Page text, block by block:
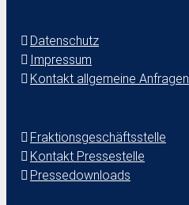
Datenschutz
Impressum
Kontakt allgemeine Anfragen
Fraktionsgeschäftsstelle
Kontakt Pressestelle
Pressedownloads